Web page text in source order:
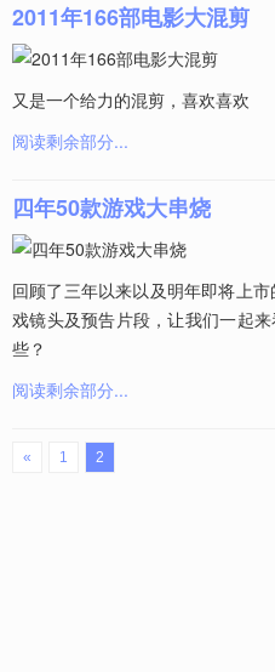
2011年166部电影大混剪
又是一个给力的混剪，喜欢喜欢
阅读剩余部分...
四年50款游戏大串烧
回顾了三年以来以及明年即将上
戏镜头及预告片段，让我们一起
些？
阅读剩余部分...
« 1 2